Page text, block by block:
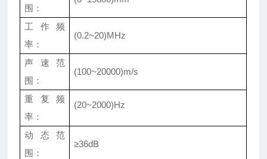
围：
工作频
率：
(0.2~20)MHz
声速范
围：
(100~20000)m/s
重复频
率：
(20~2000)Hz
动态范
围：
≥36dB